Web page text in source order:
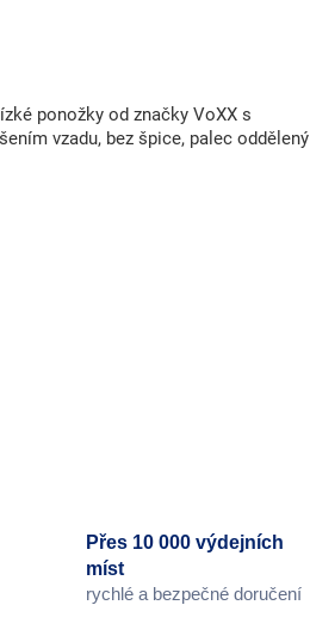
ponožky od značky VoXX s
vzadu, bez špice, palec oddělený
Přes 10 000 výdejních
míst
rychlé a bezpečné doručení